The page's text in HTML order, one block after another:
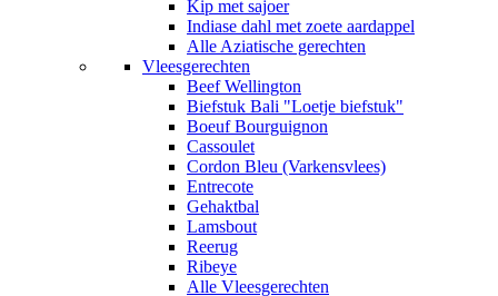
Kip met sajoer
Indiase dahl met zoete aardappel
Alle Aziatische gerechten
Vleesgerechten
Beef Wellington
Biefstuk Bali "Loetje biefstuk"
Boeuf Bourguignon
Cassoulet
Cordon Bleu (Varkensvlees)
Entrecote
Gehaktbal
Lamsbout
Reerug
Ribeye
Alle Vleesgerechten